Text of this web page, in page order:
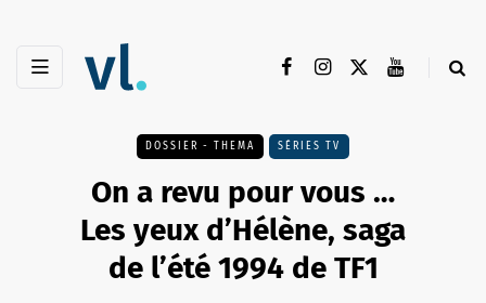
DOSSIER - THEMA SÉRIES TV
On a revu pour vous …
Les yeux d’Hélène, saga
de l’été 1994 de TF1